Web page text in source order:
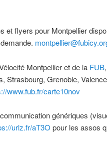
et flyers pour Montpellier
Montpellier et de la FUB
Strasbourg, Grenoble,
www.fub.fr/carte10nov
génériques
urlz.fr/aT3O pour les assos